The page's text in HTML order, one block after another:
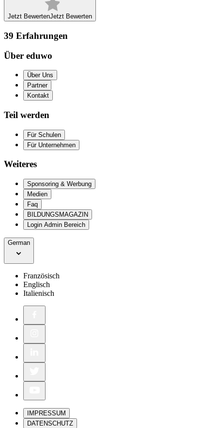
Jetzt BewertenJetzt Bewerten
39 Erfahrungen
Über eduwo
Über Uns
Partner
Kontakt
Teil werden
Für Schulen
Für Unternehmen
Weiteres
Sponsoring & Werbung
Medien
Faq
BILDUNGSMAGAZIN
Login Admin Bereich
German
Französisch
Englisch
Italienisch
IMPRESSUM
DATENSCHUTZ